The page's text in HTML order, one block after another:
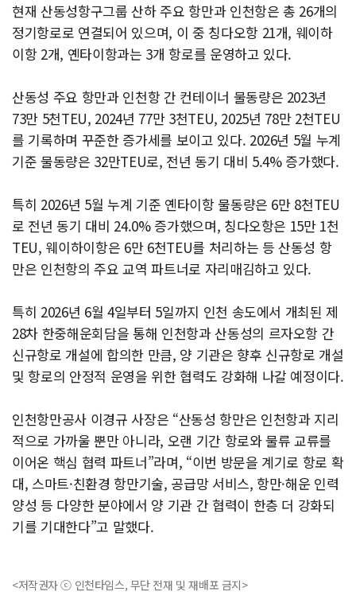
현재 산동성항구그룹 산하 주요 항만과 인천항은 총 26개의
정기항로로 연결되어 있으며, 이 중 칭다오항 21개, 웨이하
이항 2개, 옌타이항과는 3개 항로를 운영하고 있다.
산동성 주요 항만과 인천항 간 컨테이너 물동량은 2023년
73만 5천TEU, 2024년 77만 3천TEU, 2025년 78만 2천TEU
를 기록하며 꾸준한 증가세를 보이고 있다. 2026년 5월 누계
기준 물동량은 32만TEU로, 전년 동기 대비 5.4% 증가했다.
특히 2026년 5월 누계 기준 옌타이항 물동량은 6만 8천TEU
로 전년 동기 대비 24.0% 증가했으며, 칭다오항은 15만 1천
TEU, 웨이하이항은 6만 6천TEU를 처리하는 등 산동성 항
만은 인천항의 주요 교역 파트너로 자리매김하고 있다.
특히 2026년 6월 4일부터 5일까지 인천 송도에서 개최된 제
28차 한중해운회담을 통해 인천항과 산동성의 르자오항 간
신규항로 개설에 합의한 만큼, 양 기관은 향후 신규항로 개설
및 항로의 안정적 운영을 위한 협력도 강화해 나갈 예정이다.
인천항만공사 이경규 사장은 “산동성 항만은 인천항과 지리
적으로 가까울 뿐만 아니라, 오랜 기간 항로와 물류 교류를
이어온 핵심 협력 파트너”라며, “이번 방문을 계기로 항로 확
대, 스마트·친환경 항만기술, 공급망 서비스, 항만·해운 인력
양성 등 다양한 분야에서 양 기관 간 협력이 한층 더 강화되
기를 기대한다”고 말했다.
<저작권자 ⓒ 인천타임스, 무단 전재 및 재배포 금지>